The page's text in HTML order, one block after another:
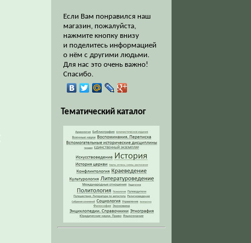
Если Вам понравился наш
магазин, пожалуйста,
нажмите кнопку внизу
и поделитесь информацией
о нём с другими людьми.
Для нас это очень важно!
Спасибо.
Тематический каталог